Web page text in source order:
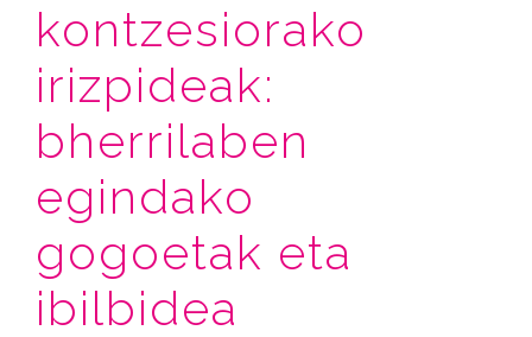
kontzesiorako
irizpideak:
bherrilaben
egindako
gogoetak eta
ibilbidea